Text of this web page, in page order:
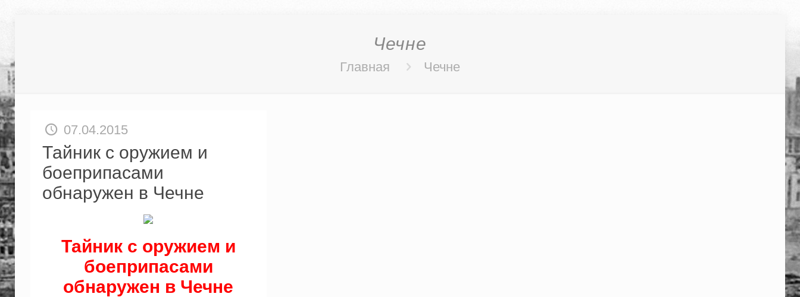
Чечне
Главная Чечне
07.04.2015
Тайник с оружием и
боеприпасами
обнаружен в Чечне
Тайник с оружием и
боеприпасами
обнаружен в Чечне